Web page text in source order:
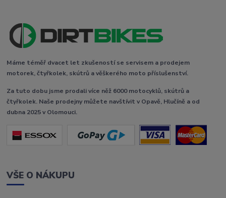
Máme téměř dvacet let zkušeností se servisem a prodejem
motorek, čtyřkolek, skútrů a věškerého moto příslušenství.
Za tuto dobu jsme prodali více něž 6000 motocyklů, skútrů a
čtyřkolek. Naše prodejny můžete navštívit v Opavě, Hlučíně a od
dubna 2025 v Olomouci.
VŠE O NÁKUPU